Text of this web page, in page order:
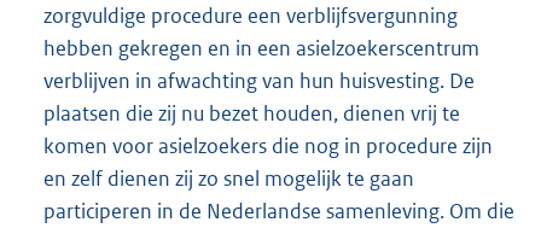
zorgvuldige procedure een verblijfsvergunning
hebben gekregen en in een asielzoekerscentrum
verblijven in afwachting van hun huisvesting. De
plaatsen die zij nu bezet houden, dienen vrij te
komen voor asielzoekers die nog in procedure zijn
en zelf dienen zij zo snel mogelijk te gaan
participeren in de Nederlandse samenleving. Om die